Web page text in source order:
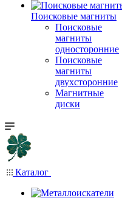
Поисковые магниты
Поисковые
магниты
односторонние
Поисковые
магниты
двухсторонние
Магнитные
диски
Каталог